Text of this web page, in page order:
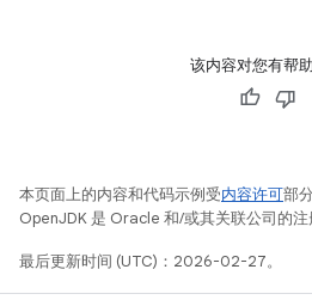
该内容对您有帮
本页面上的内容和代码示例受内容许可部
OpenJDK 是 Oracle 和/或其关联公司的注
最后更新时间 (UTC)：2026-02-27。